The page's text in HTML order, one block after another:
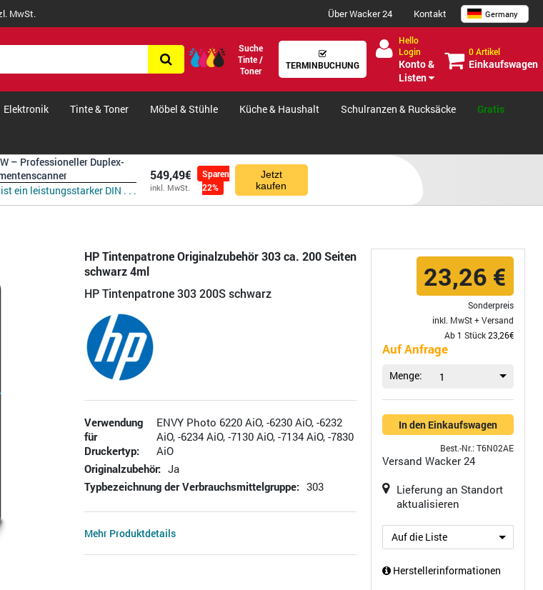
MwSt. Über Wacker 24 Kontakt Germany
Suche
Tinte /
Toner
TERMINBUCHUNG
Hello
Login
Konto &
Listen
0 Artikel
Einkaufswagen
Elektronik Tinte & Toner Möbel & Stühle Küche & Haushalt Schulranzen & Rucksäcke Gratis
– Professioneller Duplex-
ein leistungsstarker DIN . . .
549,49€
inkl. MwSt.
Sparen
22%
Jetzt
kaufen
HP Tintenpatrone Originalzubehör 303 ca. 200 Seiten
schwarz 4ml
HP Tintenpatrone 303 200S schwarz
Verwendung
für
Druckertyp:
ENVY Photo 6220 AiO, -6230 AiO, -6232
AiO, -6234 AiO, -7130 AiO, -7134 AiO, -7830
AiO
Originalzubehör: Ja
Typbezeichnung der Verbrauchsmittelgruppe: 303
Mehr Produktdetails
23,26 €
Sonderpreis
inkl. MwSt +Versand
Ab 1 Stück23,26€
Auf Anfrage
Menge: 1
In den Einkaufswagen
Best.-Nr.: T6N02AE
Versand Wacker 24
Lieferung an Standort
aktualisieren
Auf die Liste
Herstellerinformationen